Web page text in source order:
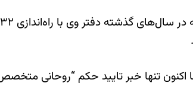
تنها خبر تایید حکم “روحانی